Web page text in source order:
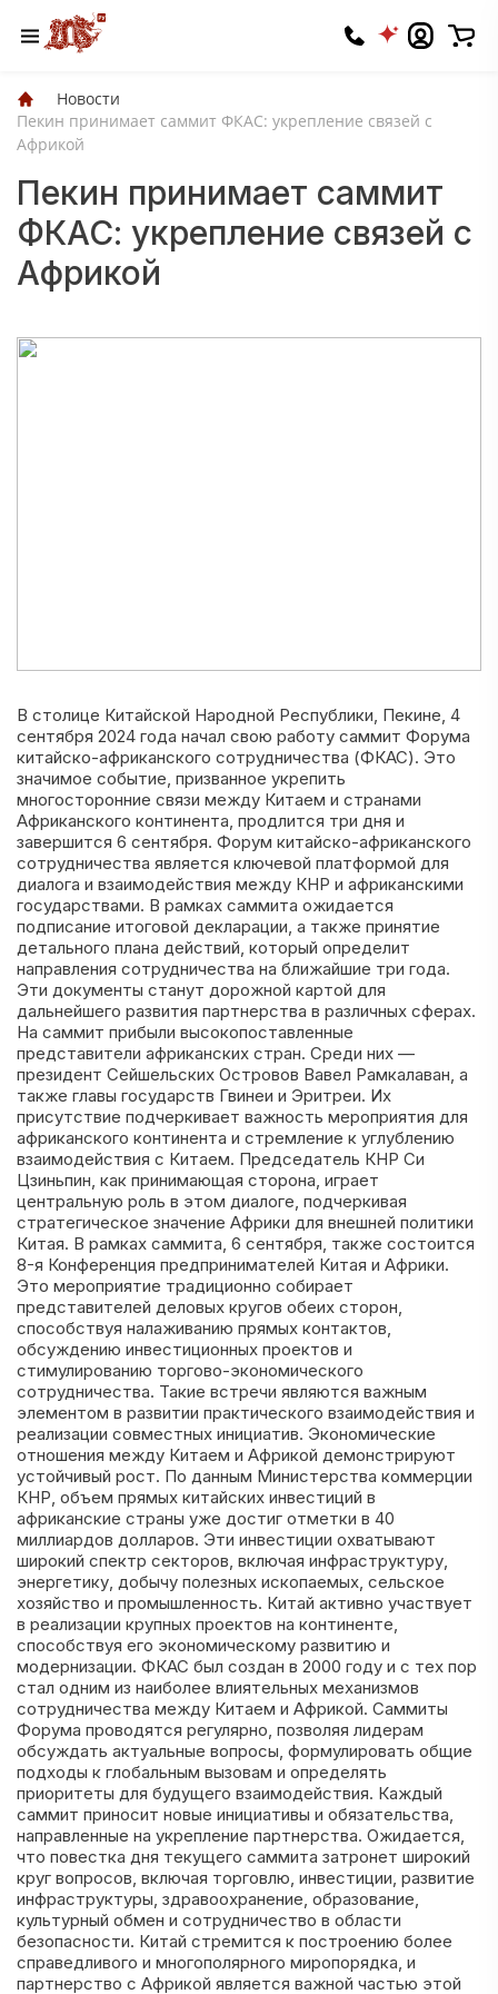
Новости
Пекин принимает саммит ФКАС: укрепление связей с
Африкой
Пекин принимает саммит
ФКАС: укрепление связей с
Африкой
В столице Китайской Народной Республики, Пекине, 4
сентября 2024 года начал свою работу саммит Форума
китайско-африканского сотрудничества (ФКАС). Это
значимое событие, призванное укрепить
многосторонние связи между Китаем и странами
Африканского континента, продлится три дня и
завершится 6 сентября. Форум китайско-африканского
сотрудничества является ключевой платформой для
диалога и взаимодействия между КНР и африканскими
государствами. В рамках саммита ожидается
подписание итоговой декларации, а также принятие
детального плана действий, который определит
направления сотрудничества на ближайшие три года.
Эти документы станут дорожной картой для
дальнейшего развития партнерства в различных сферах.
На саммит прибыли высокопоставленные
представители африканских стран. Среди них —
президент Сейшельских Островов Вавел Рамкалаван, а
также главы государств Гвинеи и Эритреи. Их
присутствие подчеркивает важность мероприятия для
африканского континента и стремление к углублению
взаимодействия с Китаем. Председатель КНР Си
Цзиньпин, как принимающая сторона, играет
центральную роль в этом диалоге, подчеркивая
стратегическое значение Африки для внешней политики
Китая. В рамках саммита, 6 сентября, также состоится
8-я Конференция предпринимателей Китая и Африки.
Это мероприятие традиционно собирает
представителей деловых кругов обеих сторон,
способствуя налаживанию прямых контактов,
обсуждению инвестиционных проектов и
стимулированию торгово-экономического
сотрудничества. Такие встречи являются важным
элементом в развитии практического взаимодействия и
реализации совместных инициатив. Экономические
отношения между Китаем и Африкой демонстрируют
устойчивый рост. По данным Министерства коммерции
КНР, объем прямых китайских инвестиций в
африканские страны уже достиг отметки в 40
миллиардов долларов. Эти инвестиции охватывают
широкий спектр секторов, включая инфраструктуру,
энергетику, добычу полезных ископаемых, сельское
хозяйство и промышленность. Китай активно участвует
в реализации крупных проектов на континенте,
способствуя его экономическому развитию и
модернизации. ФКАС был создан в 2000 году и с тех пор
стал одним из наиболее влиятельных механизмов
сотрудничества между Китаем и Африкой. Саммиты
Форума проводятся регулярно, позволяя лидерам
обсуждать актуальные вопросы, формулировать общие
подходы к глобальным вызовам и определять
приоритеты для будущего взаимодействия. Каждый
саммит приносит новые инициативы и обязательства,
направленные на укрепление партнерства. Ожидается,
что повестка дня текущего саммита затронет широкий
круг вопросов, включая торговлю, инвестиции, развитие
инфраструктуры, здравоохранение, образование,
культурный обмен и сотрудничество в области
безопасности. Китай стремится к построению более
справедливого и многополярного миропорядка, и
партнерство с Африкой является важной частью этой